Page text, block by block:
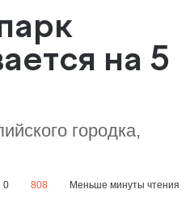
на 5
городка,
0 808 Меньше минуты чтения